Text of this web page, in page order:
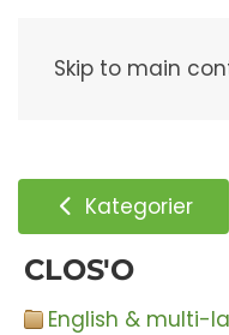
Skip to main
Kategorier
CLOS'O
English & multi-